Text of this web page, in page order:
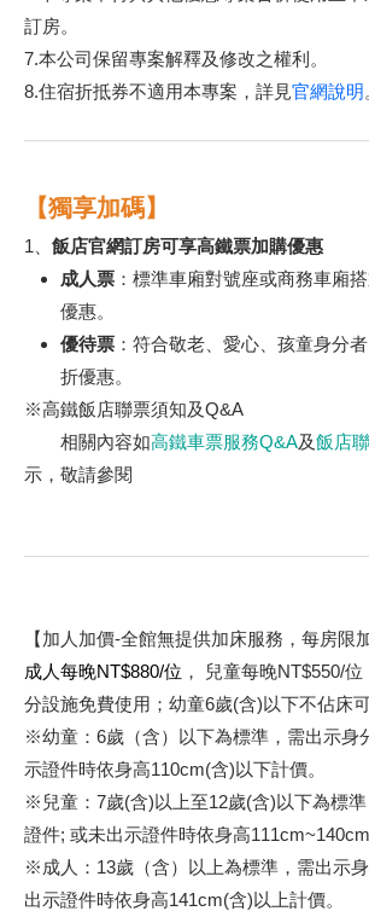
訂房。
7.本公司保留專案解釋及修改之權利。
8.住宿折抵券不適用本專案，詳見官網說明
【獨享加碼】
1、 飯店官網訂房可享高鐵票加購優惠
成人票 ：標準車廂對號座或商務車廂
優惠。
優待票 ：符合敬老、愛心、孩童身分
折優惠。
※高鐵飯店聯票須知及Q&A
相關內容如高鐵車票服務Q&A及飯店
示，敬請參閱
【加人加價-全館無提供加床服務，每房限
成人每晚NT$880/位 ， 兒童每晚NT$550/
分設施免費使用；幼童6歲(含)以下不佔床可
※幼童：6歲（含）以下為標準，需出示身
示證件時依身高110cm(含)以下計價。
※兒童：7歲(含)以上至12歲(含)以下為標準
證件; 或未出示證件時依身高111cm~140cm
※成人：13歲（含）以上為標準，需出示
出示證件時依身高141cm(含)以上計價。